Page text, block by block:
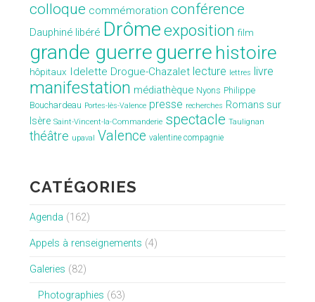
colloque commémoration conférence
Dauphiné libéré Drômeexposition film
grande guerre guerre histoire
hôpitaux Idelette Drogue-Chazalet lecture lettres livre
manifestation médiathèque Nyons Philippe
Bouchardeau Portes-lès-Valence presse recherches Romans sur
Isère Saint-Vincent-la-Commanderie spectacle Taulignan
théâtre upaval Valence valentine compagnie
CATÉGORIES
Agenda (162)
Appels à renseignements (4)
Galeries (82)
Photographies (63)